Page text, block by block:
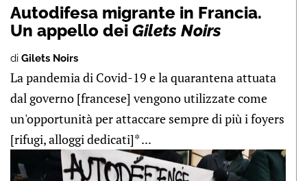
Autodifesa migrante in Francia.
Un appello dei Gilets Noirs
di Gilets Noirs
La pandemia di Covid-19 e la quarantena attuata
dal governo [francese] vengono utilizzate come
un'opportunità per attaccare sempre di più i foyers
[rifugi, alloggi dedicati]* ...